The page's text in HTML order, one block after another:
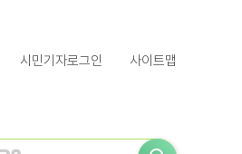
시민기자로그인 사이트맵